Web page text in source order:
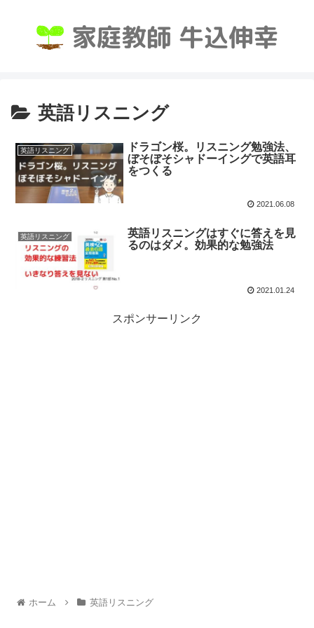
英語リスニング
英語リスニング
ドラゴン桜。リスニング勉強法、
ぼそぼそシャドーイングで英語耳
をつくる
2021.06.08
英語リスニング
英語リスニングはすぐに答えを見
るのはダメ。効果的な勉強法
2021.01.24
スポンサーリンク
ホーム 英語リスニング